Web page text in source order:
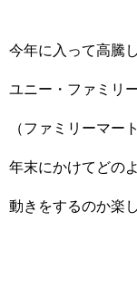
今年に入って高騰
ユニー・ファミリ
（ファミリーマー
年末にかけてどの
動きをするのか楽